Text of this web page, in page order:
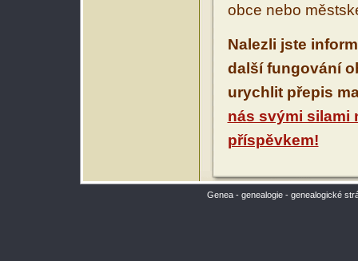
obce nebo
Nalezli jste
další fungování
urychlit přepis
nás svými silami
příspěvkem!
Genea - genealogie - genealogické